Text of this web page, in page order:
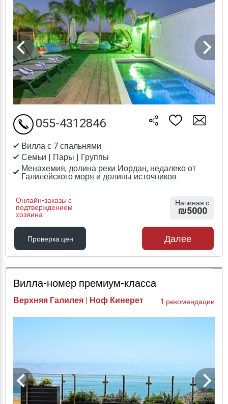
Вилла с 7 спальнями
Семьи | Пары | Группы
Менахемия, долина реки Иордан, недалеко от
Галилейского моря и долины источников.
Онлайн-заказы с
подтверждением
хозяина
055-4312846
Начиная с
₪5000
Проверка цен
Проверка цен
Далее
Вилла-номер премиум-класса
Верхняя Галилея | Ноф Кинерет 1 рекомендации